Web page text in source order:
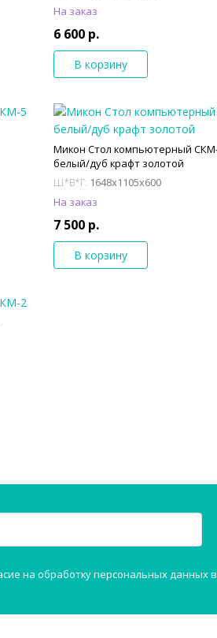
На заказ
6 600 р.
В корзину
Микон Стол компьютерный
белый/дуб крафт золотой
Ш*В*Г: 1648x1105x600
На заказ
7 500 р.
В корзину
на обработку персональных данных